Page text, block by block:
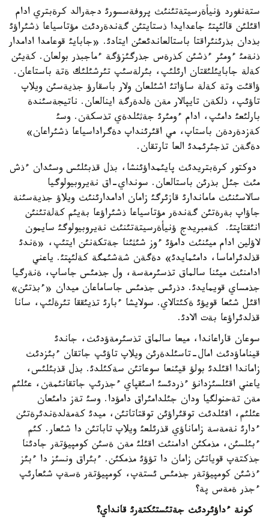
ستةنفورد ؤنيأةرسيتةتئنئث پروفةسسورئ دجةرالد كرةبتري ادام
اقئلئن قالئپتئ جاعدايدا ذستايتئن گةندةردئث مؤتاسياعا ذشئراؤئ
بذدان بذرئنئراقتا باستالعاندئعئن ايتادئ. «جابايئ قوعامدا ادامدار
ذنةمئ ءومئر ءذشئن كذرةس جذرگئزؤگة ءماجبذر بولعان. كةيئن
كةلة جابايئلئقتان ارئلئپ، بئرلةسئپ تئرشئلئك ةتة باستاعان.
ؤاقئت وتة كةلة ساؤاتئ اشئلعان ولار باسقارؤ جذيةسئن ويلاپ
تاؤئپ، ذلكةن تايپالار مةن ةلدةرگة اينالعان. ناتيجةسئندة
بارلئعئ دامئپ، ادام ءومئرئ جةثئلدةي تذسكةن. وسئ
كةزدةردةن باستاپ، مي اقئرئنداپ دةگراداسياعا ذشئراعان»
دةگةن تذجئرئمدئ العا تارتقان.
دوكتور كرةبتريدئث پايئمداؤئنشا، بذل قذبئلئس وسئدان ءذش
مئث جئل بذرئن باستالعان. سونداي-اق نةيروبيولوگيا
سالاسئنئث ماماندارئ قازئرگئ زامان ادامدارئنئث ويلاؤ جذيةسئنة
جاؤاپ بةرةتئن گةندةر مؤتاسياعا ذشئراؤعا بةيئم كةلةتئنئن
انئقتاپتئ. كةمبريدج ؤنيأةرسيتةتئنئث نةيروبيولوگئ سايمون
لاؤلين ادام ميئنئث دامؤئ ءوز شئثئنا جةتكةنئن ايتئپ، «ةندئ
قذلدئراماسا، دامئمايدئ» دةگةن شةشئمگة كةلئپتئ. ياعني
ادامنئث ميئنا سالماق تذسئرمةسة، ول جذمئس جاساپ، ةنةرگيا
جذمساي قويمايدئ. دذرئس جذمئس جاساماعان ميدان «ءبذتئن»
اقئل شئعا قويؤئ ةكئتالاي. سولايشا ءبارئ تذيئققا تئرةلئپ، سانا
قذلدئراؤعا بةت الادئ.
سوعان قاراعاندا، ميعا سالماق تذسئرمةؤدئث، جاندئ
قيناماؤدئث امال-تاسئلدةرئن ويلاپ تاؤئپ جاتقان ءبئزدئث
زاماندا اقئلدئ بولؤ قيئنعا سوعاتئن سةكئلدئ. بذل قذبئلئس،
ياعني اقئلسئزدانؤ ءذردئسئ اسئقپاي ءجذرئپ جاتقانئمةن، عئلئم
مةن تةحنولگيا ودان جئلدامئراق دامؤدا. وسئ تةز دامئعان
عئلئم، اقئلدئث توقئراؤئن توقتاتاتئن، ميدئ كةمةلدةندئرةتئن
ءدارئ نةمةسة زاماناؤي قذرئلعئ ويلاپ تاباتئن دا شئعار. كئم
ءبئلسئن، مذمكئن ادامنئث اقئلئ مةن ةسئن كومپيؤتةر جادئنا
جذكتةپ قوياتئن زامان دا تؤؤئ مذمكئن. ءبئراق ونسئز دا ءبئز
ءذشئن كومپيؤتةر جذمئس ئستةپ، كومپيؤتةر ةسةپ شئعارئپ
ءجذر ةمةس پة؟
كونة ءداؤئردئث جةتئستئكتةرئ قانداي؟